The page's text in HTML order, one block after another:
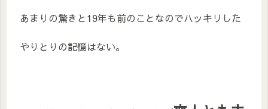
あまりの驚きと19年も前のことなのでハッキリした
やりとりの記憶はない。